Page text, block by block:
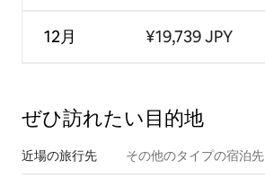
12月 ¥19,739 JPY
ぜひ訪⁠れ⁠た⁠い目⁠的⁠地
近場の旅行先 その他のタ⁠イ⁠プ⁠の宿⁠泊⁠先